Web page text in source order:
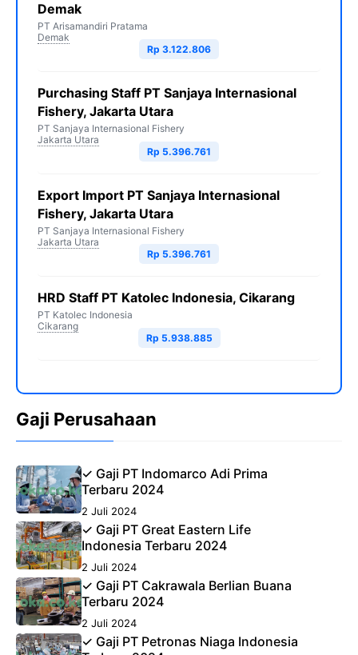
Demak
PT Arisamandiri Pratama
Demak
Rp 3.122.806
Purchasing Staff PT Sanjaya Internasional
Fishery, Jakarta Utara
PT Sanjaya Internasional Fishery
Jakarta Utara
Rp 5.396.761
Export Import PT Sanjaya Internasional
Fishery, Jakarta Utara
PT Sanjaya Internasional Fishery
Jakarta Utara
Rp 5.396.761
HRD Staff PT Katolec Indonesia, Cikarang
PT Katolec Indonesia
Cikarang
Rp 5.938.885
Gaji Perusahaan
✓ Gaji PT Indomarco Adi Prima
Terbaru 2024
2 Juli 2024
✓ Gaji PT Great Eastern Life
Indonesia Terbaru 2024
2 Juli 2024
✓ Gaji PT Cakrawala Berlian Buana
Terbaru 2024
2 Juli 2024
✓ Gaji PT Petronas Niaga Indonesia